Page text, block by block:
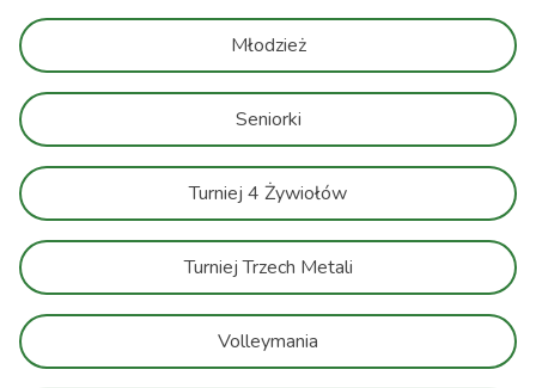
Młodzież
Seniorki
Turniej 4 Żywiołów
Turniej Trzech Metali
Volleymania